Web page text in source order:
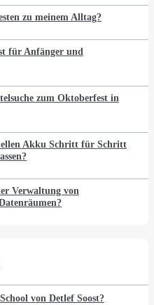
zu meinem Alltag?
für Anfänger und
zum Oktoberfest in
Akku Schritt für Schritt
Verwaltung von
von Detlef Soost?